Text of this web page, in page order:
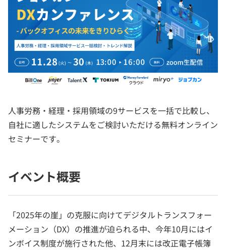
人事労務・経理・採用領域の9サービスを一括で比較し、
自社に適したシステムをご検討いただける無料オンライン
セミナーです。
イベント概要
「2025年の崖」の克服に向けてデジタルトランスフォー
メーション（DX）の推進が迫られる中、今年10月にはイ
ンボイス制度が施行された他、12月末には改正電子帳簿